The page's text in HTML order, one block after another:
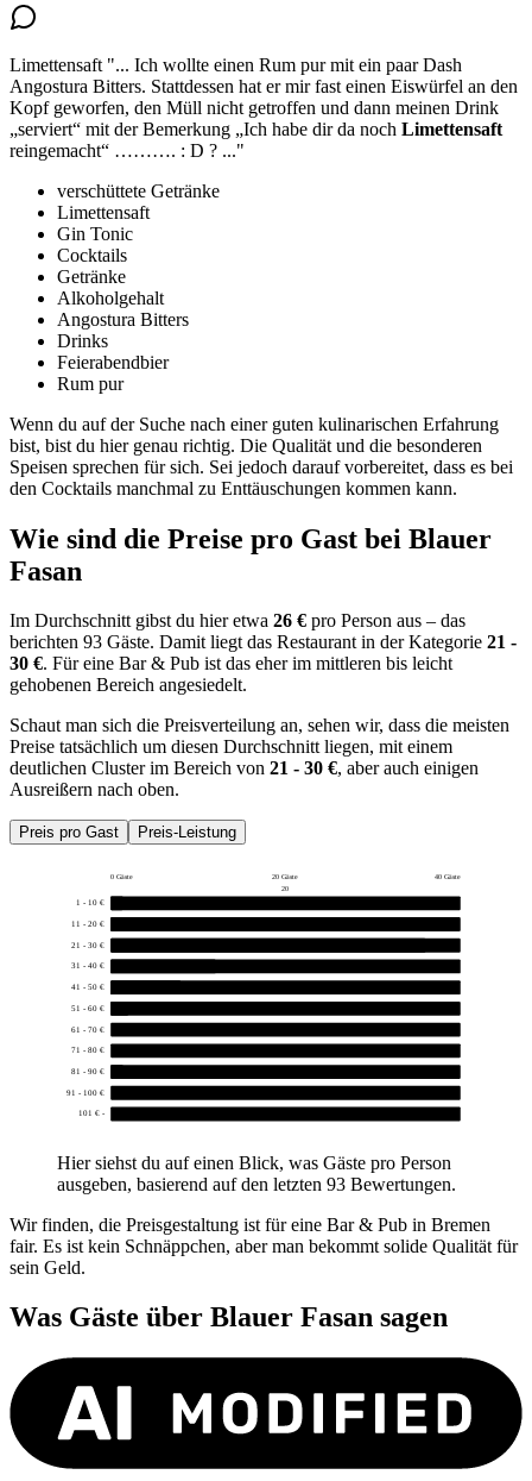
Limettensaft "... Ich wollte einen Rum pur mit ein paar Dash
Angostura Bitters. Stattdessen hat er mir fast einen Eiswürfel an den
Kopf geworfen, den Müll nicht getroffen und dann meinen Drink
„serviert“ mit der Bemerkung „Ich habe dir da noch Limettensaft
reingemacht“ ………. : D ? ..."
verschüttete Getränke
Limettensaft
Gin Tonic
Cocktails
Getränke
Alkoholgehalt
Angostura Bitters
Drinks
Feierabendbier
Rum pur
Wenn du auf der Suche nach einer guten kulinarischen Erfahrung
bist, bist du hier genau richtig. Die Qualität und die besonderen
Speisen sprechen für sich. Sei jedoch darauf vorbereitet, dass es bei
den Cocktails manchmal zu Enttäuschungen kommen kann.
Wie sind die Preise pro Gast bei Blauer
Fasan
Im Durchschnitt gibst du hier etwa 26 € pro Person aus – das
berichten 93 Gäste. Damit liegt das Restaurant in der Kategorie 21 -
30 €. Für eine Bar & Pub ist das eher im mittleren bis leicht
gehobenen Bereich angesiedelt.
Schaut man sich die Preisverteilung an, sehen wir, dass die meisten
Preise tatsächlich um diesen Durchschnitt liegen, mit einem
deutlichen Cluster im Bereich von 21 - 30 €, aber auch einigen
Ausreißern nach oben.
Preis pro Gast Preis-Leistung
0 Gäste 20 Gäste
40 Gäste
20
1 - 10 €
11 - 20 €
21 - 30 €
31 - 40 €
41 - 50 €
51 - 60 €
61 - 70 €
71 - 80 €
81 - 90 €
91 - 100 €
101 € -
Hier siehst du auf einen Blick, was Gäste pro Person
ausgeben, basierend auf den letzten 93 Bewertungen.
Wir finden, die Preisgestaltung ist für eine Bar & Pub in Bremen
fair. Es ist kein Schnäppchen, aber man bekommt solide Qualität für
sein Geld.
Was Gäste über Blauer Fasan sagen